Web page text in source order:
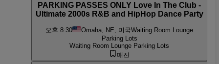
PARKING PASSES ONLY Love In The Club -
Ultimate 2000s R&B and HipHop Dance Party
오후 8:30 Omaha, NE, 미국Waiting Room Lounge
Parking Lots
Waiting Room Lounge Parking Lots
매진